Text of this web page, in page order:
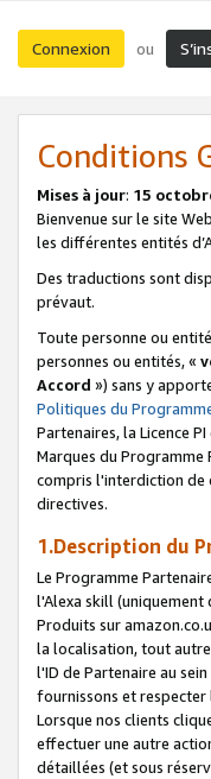
Connexion ou
Conditions
Mises à jour: 15
Bienvenue sur le site
les différentes entités
Des traductions sont
prévaut.
Toute personne ou
personnes ou entités, «
Accord ») sans y
Politiques du
Partenaires, la Licence
Marques du Programme
compris l'interdiction de
directives.
1.Description du
Le Programme
l'Alexa skill
Produits sur
la localisation, tout
l'ID de Partenaire au
fournissons et respecter
Lorsque nos clients
effectuer une autre
détaillées (et sous